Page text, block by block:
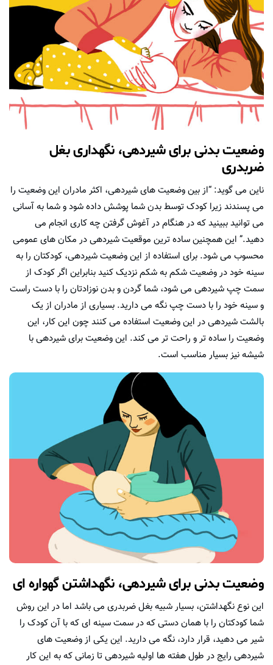
وضعیت بدنی برای شیردهی، نگهداری بغل
ضربدری
ناین می گوید: “از بین وضعیت های شیردهی، اکثر مادران این وضعیت را
می پسندند زیرا کودک توسط بدن شما پوشش داده شود و شما به آسانی
می توانید ببینید که در هنگام در آغوش گرفتن چه کاری انجام می
دهید.” این همچنین ساده ترین موقعیت شیردهی در مکان های عمومی
محسوب می شود. برای استفاده از این وضعیت شیردهی، کودکتان را به
سینه خود در وضعیت شکم به شکم نزدیک کنید بنابراین اگر کودک از
سمت چپ شیردهی می شود، شما گردن و بدن نوزادتان را با دست راست
و سینه خود را با دست چپ نگه می دارید. بسیاری از مادران از یک
بالشت شیردهی در این وضعیت استفاده می کنند چون این کار، این
وضعیت را ساده تر و راحت تر می کند. این وضعیت برای شیردهی با
شیشه نیز بسیار مناسب است.
وضعیت بدنی برای شیردهی، نگهداشتن گهواره ای
این نوع نگهداشتن، بسیار شبیه بغل ضربدری می باشد اما در این روش
شما کودکتان را با همان دستی که در سمت سینه ای که با آن کودک را
شیر می دهید، قرار دارد، نگه می دارید. این یکی از وضعیت های
شیردهی رایج در طول هفته ها اولیه شیردهی تا زمانی که به این کار